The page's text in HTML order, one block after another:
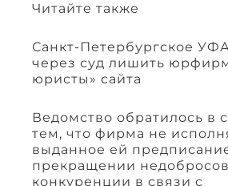
Читайте также
Санкт-Петербургское
через суд лишить
юристы» сайта
Ведомство обратилось в
тем, что фирма не
выданное ей
прекращении
конкуренции в связи с